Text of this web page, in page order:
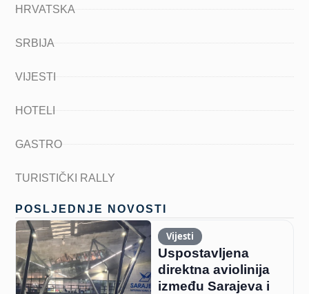
HRVATSKA
SRBIJA
VIJESTI
HOTELI
GASTRO
TURISTIČKI RALLY
POSLJEDNJE NOVOSTI
Vijesti
Uspostavljena
direktna aviolinija
između Sarajeva i